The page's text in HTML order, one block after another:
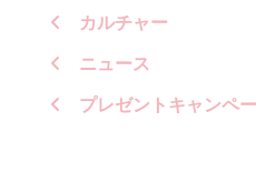
カルチャー
ニュース
プレゼントキャンペ